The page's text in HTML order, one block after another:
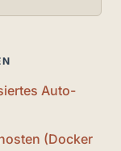
Auto-
(Docker